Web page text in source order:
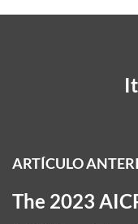
ARTÍCULO
The 2023